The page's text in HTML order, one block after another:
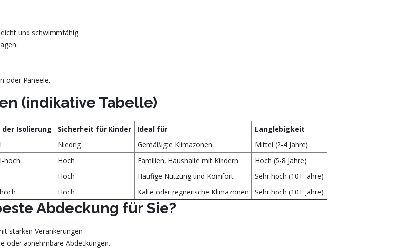
und schwimmfähig.
oder Paneele.
(indikative Tabelle)
der Isolierung Sicherheit für Kinder Ideal für
Langlebigkeit
Niedrig Gemäßigte Klimazonen
Mittel (2-4 Jahre)
hoch Hoch Familien, Haushalte mit Kindern
Hoch (5-8 Jahre)
Hoch Häufige Nutzung und Komfort
Sehr hoch (10+ Jahre)
Hoch Kalte oder regnerische Klimazonen Sehr hoch (10+ Jahre)
Abdeckung für Sie?
starken Verankerungen.
oder abnehmbare Abdeckungen.